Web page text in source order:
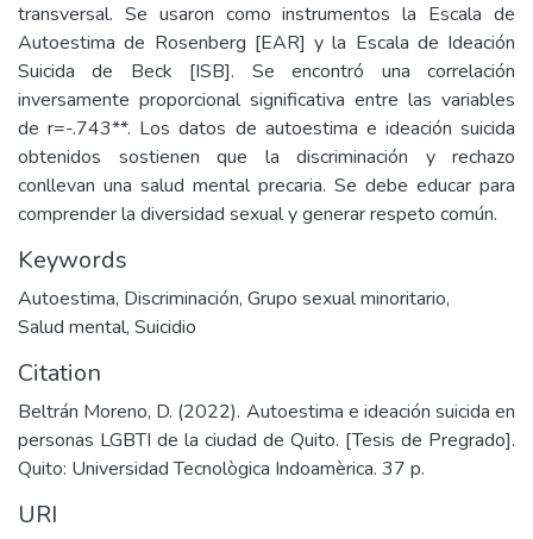
transversal. Se usaron como instrumentos la Escala de
Autoestima de Rosenberg [EAR] y la Escala de Ideación
Suicida de Beck [ISB]. Se encontró una correlación
inversamente proporcional significativa entre las variables
de r=-.743**. Los datos de autoestima e ideación suicida
obtenidos sostienen que la discriminación y rechazo
conllevan una salud mental precaria. Se debe educar para
comprender la diversidad sexual y generar respeto común.
Keywords
Autoestima, Discriminación, Grupo sexual minoritario,
Salud mental, Suicidio
Citation
Beltrán Moreno, D. (2022). Autoestima e ideación suicida en
personas LGBTI de la ciudad de Quito. [Tesis de Pregrado].
Quito: Universidad Tecnològica Indoamèrica. 37 p.
URI